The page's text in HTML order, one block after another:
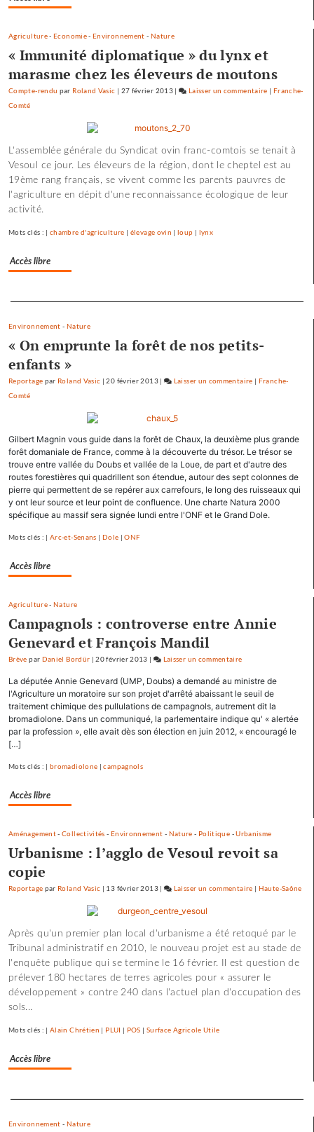
Agriculture- Economie- Environnement - Nature
« Immunité diplomatique » du lynx et
marasme chez les éleveurs de moutons
Compte-rendu par Roland Vasic 27 février 2013| Laisser un commentaire on
les
scories
de
la
Franche-
Comté
L'assemblée générale du Syndicat ovin franc-comtois se tenait à
Vesoul ce jour. Les éleveurs de la région, dont le cheptel est au
19ème rang français, se vivent comme les parents pauvres de
l'agriculture en dépit d'une reconnaissance écologique de leur
activité.
Mots clés : |chambre d'agriculture | élevage ovin |loup | lynx
Accès libre
Separateur
Environnement - Nature
« On emprunte la forêt de nos petits-
enfants »
Reportage par Roland Vasic |20 février 2013| Laisser un commentaire on
les
scories
de
crue…
| Franche-
Comté
Gilbert Magnin vous guide dans la forêt de Chaux, la deuxième plus grande
forêt domaniale de France, comme à la découverte du trésor. Le trésor se
trouve entre vallée du Doubs et vallée de la Loue, de part et d'autre des
routes forestières qui quadrillent son étendue, autour des sept colonnes de
pierre qui permettent de se repérer aux carrefours, le long des ruisseaux qui
y ont leur source et leur point de confluence. Une charte Natura 2000
spécifique au massif sera signée lundi entre l'ONF et le Grand Dole.
Mots clés : |Arc-et-Senans | Dole |ONF
Accès libre
Agriculture-Nature
Campagnols : controverse entre Annie
Genevard et François Mandil
Brève par Daniel Bordür |20 février 2013 | Laisser un commentaire
et
les
scories
La députée Annie Genevard (UMP, Doubs) a demandé au ministre de
l'Agriculture un moratoire sur son projet d'arrêté abaissant le seuil de
traitement chimique des pullulations de campagnols, autrement dit la
bromadiolone. Dans un communiqué, la parlementaire indique qu' « alertée
par la profession », elle avait dès son élection en juin 2012, « encouragé le
[…]
Mots clés : |bromadiolone |campagnols
Accès libre
Aménagement-Collectivités - Environnement - Nature - Politique -Urbanisme
Urbanisme : l’agglo de Vesoul revoit sa
copie
Reportage par Roland Vasic | 13 février 2013| Laisser un commentaire on
et
les
scories
de
la
| Haute-Saône
Après qu'un premier plan local d'urbanisme a été retoqué par le
Tribunal administratif en 2010, le nouveau projet est au stade de
l'enquête publique qui se termine le 16 février. Il est question de
prélever 180 hectares de terres agricoles pour « assurer le
développement » contre 240 dans l'actuel plan d'occupation des
sols...
Mots clés : |Alain Chrétien | PLUI | POS | Surface Agricole Utile
Accès libre
Environnement - Nature